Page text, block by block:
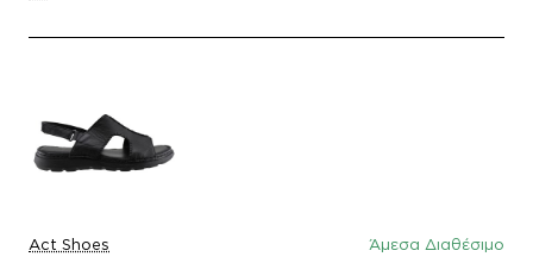
Act Shoes Άμεσα Διαθέσιμο